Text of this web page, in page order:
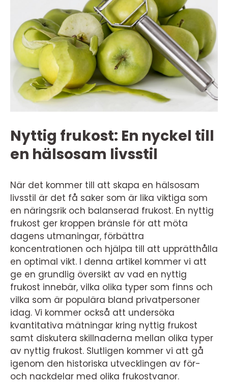
Nyttig frukost: En nyckel till
en hälsosam livsstil
När det kommer till att skapa en hälsosam
livsstil är det få saker som är lika viktiga som
en näringsrik och balanserad frukost. En nyttig
frukost ger kroppen bränsle för att möta
dagens utmaningar, förbättra
koncentrationen och hjälpa till att upprätthålla
en optimal vikt. I denna artikel kommer vi att
ge en grundlig översikt av vad en nyttig
frukost innebär, vilka olika typer som finns och
vilka som är populära bland privatpersoner
idag. Vi kommer också att undersöka
kvantitativa mätningar kring nyttig frukost
samt diskutera skillnaderna mellan olika typer
av nyttig frukost. Slutligen kommer vi att gå
igenom den historiska utvecklingen av för-
och nackdelar med olika frukostvanor.